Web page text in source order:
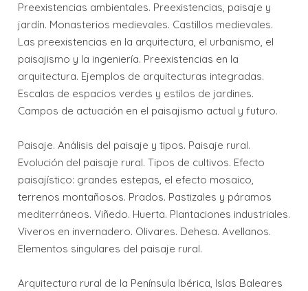
Preexistencias ambientales. Preexistencias, paisaje y
jardín. Monasterios medievales. Castillos medievales.
Las preexistencias en la arquitectura, el urbanismo, el
paisajismo y la ingeniería. Preexistencias en la
arquitectura. Ejemplos de arquitecturas integradas.
Escalas de espacios verdes y estilos de jardines.
Campos de actuación en el paisajismo actual y futuro.
Paisaje. Análisis del paisaje y tipos. Paisaje rural.
Evolución del paisaje rural. Tipos de cultivos. Efecto
paisajístico: grandes estepas, el efecto mosaico,
terrenos montañosos. Prados. Pastizales y páramos
mediterráneos. Viñedo. Huerta. Plantaciones industriales.
Viveros en invernadero. Olivares. Dehesa. Avellanos.
Elementos singulares del paisaje rural.
Arquitectura rural de la Península Ibérica, Islas Baleares